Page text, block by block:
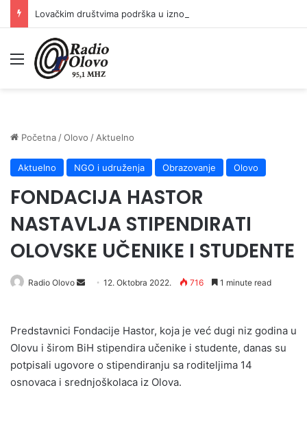
Lovačkim društvima podrška u iznosu od 138.000 KM
Meni
Početna /Olovo / Aktuelno
Aktuelno NGO i udruženja Obrazovanje Olovo
FONDACIJA HASTOR
NASTAVLJA STIPENDIRATI
OLOVSKE UČENIKE I STUDENTE
Radio Olovo
Send12. Oktobra 2022. 716 1 minute read
Predstavnici Fondacije Hastor, koja je već dugi niz godina u
Olovu i širom BiH stipendira učenike i studente, danas su
potpisali ugovore o stipendiranju sa roditeljima 14
osnovaca i srednjoškolaca iz Olova.